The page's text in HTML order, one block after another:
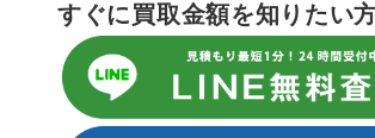
すぐに買取金額を知りたい